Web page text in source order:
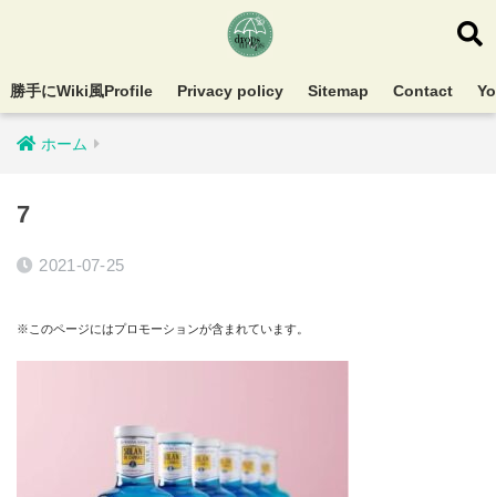
勝手にWiki風Profile Privacy policy Sitemap Contact
ホーム
7
2021-07-25
※このページにはプロモーションが含まれています。